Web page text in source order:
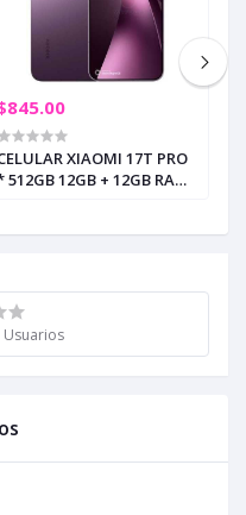
XIAOMI 17T PRO
512GB 12GB + 12GB RAM